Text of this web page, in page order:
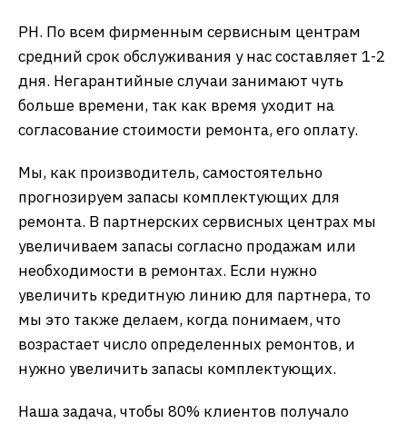
РН. По всем фирменным сервисным центрам
средний срок обслуживания у нас составляет 1-2
дня. Негарантийные случаи занимают чуть
больше времени, так как время уходит на
согласование стоимости ремонта, его оплату.
Мы, как производитель, самостоятельно
прогнозируем запасы комплектующих для
ремонта. В партнерских сервисных центрах мы
увеличиваем запасы согласно продажам или
необходимости в ремонтах. Если нужно
увеличить кредитную линию для партнера, то
мы это также делаем, когда понимаем, что
возрастает число определенных ремонтов, и
нужно увеличить запасы комплектующих.
Наша задача, чтобы 80% клиентов получало